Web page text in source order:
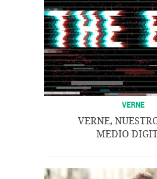
VERNE
VERNE,
MEDIO